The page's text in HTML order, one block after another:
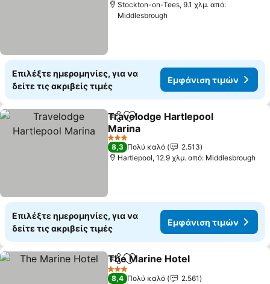
Stockton-on-Tees, 9.1 χλμ. από:
Middlesbrough
Επιλέξτε ημερομηνίες, για να
δείτε τις ακριβείς τιμές
Εμφάνιση τιμών
Κοινοποίηση
Προσθήκη στα αγαπημένα
Travelodge Hartlepool
Marina
Εμφάνιση τιμών
3 Αστέρια
8,3 Πολύ καλό
2.513
Hartlepool, 12.9 χλμ. από: Middlesbrough
Επιλέξτε ημερομηνίες, για να
δείτε τις ακριβείς τιμές
Εμφάνιση τιμών
Κοινοποίηση
Προσθήκη στα αγαπημένα
The Marine Hotel
3 Αστέρια
8,4 Πολύ καλό
2.561